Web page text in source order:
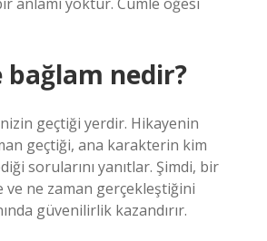
bağlam nedir?
geçtiği yerdir. Hikayenin
geçtiği, ana karakterin kim
sorularını yanıtlar. Şimdi, bir
ve ne zaman gerçekleştiğini
güvenilirlik kazandırır.